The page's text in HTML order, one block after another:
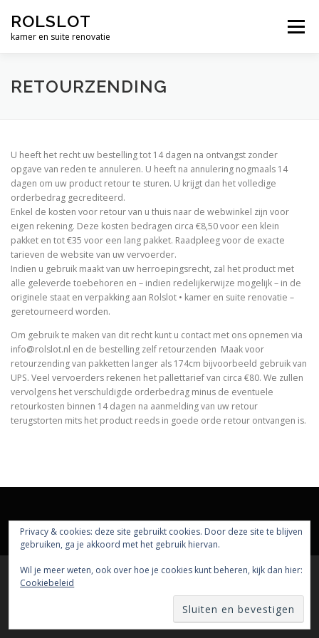
naarROLSLOT
kamer en suite renovatie
Menu
WIELEN BESLAG RENOVATIE
RETOURZENDING
U heeft het recht uw bestelling tot 14 dagen na ontvangst zonder
opgave van reden te annuleren. U heeft na annulering nogmaals 14
dagen om uw product retour te sturen. U krijgt dan het volledige
orderbedrag gecrediteerd.
Enkel de kosten voor retour van u thuis naar de webwinkel zijn voor
eigen rekening. Deze kosten bedragen circa €8,50 voor een klein
pakket en tot €35 voor een lang pakket. Raadpleeg voor de exacte
tarieven de website van uw vervoerder.
Indien u gebruik maakt van uw herroepingsrecht, zal het product met
alle geleverde toebehoren en – indien redelijkerwijze mogelijk – in de
originele staat en verpakking aan Rolslot • kamer en suite renovatie –
geretourneerd worden.
Om gebruik te maken van dit recht kunt u contact met ons opnemen via
info@rolslot.nl en de bestelling zelf retourzenden Maak voor
retourzending van pakketten langer als 174cm bijvoorbeeld gebruik van
UPS. Veel vervoerders rekenen het pallettarief van circa €80. We zullen
vervolgens het verschuldigde orderbedrag minus de eventuele
retourkosten binnen 14 dagen na aanmelding van uw retour
terugstorten mits het product reeds in goede orde retour ontvangen is.
Auteursrecht © 2026 rolslot
FameThemes
Privacy & cookies: deze site gebruikt cookies. Door deze site te blijven
gebruiken, ga je akkoord met het gebruik hiervan.
Wil je meer weten, ook over hoe je cookies kunt beheren, kijk dan hier:
Cookiebeleid